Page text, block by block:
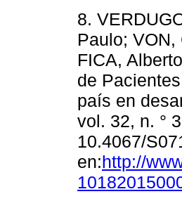
8.
Paulo;
FICA,
de
país en
vol. 32, n. °
10.4067/
en:http://